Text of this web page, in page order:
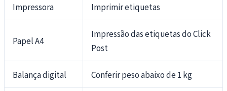
Impressora Imprimir etiquetas
Papel A4
Impressão das etiquetas do Click
Post
Balança digital Conferir peso abaixo de 1 kg